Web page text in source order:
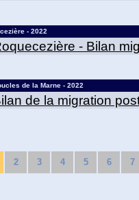
- 2022
- Bilan
de la Marne - 2022
de la migration
2 3 4 5 6 7